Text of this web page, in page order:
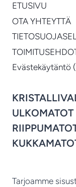
ETUSIVU
OTA YHTEYTTÄ
Evästekäytäntö
ULKOMATOT
Tarjoamme